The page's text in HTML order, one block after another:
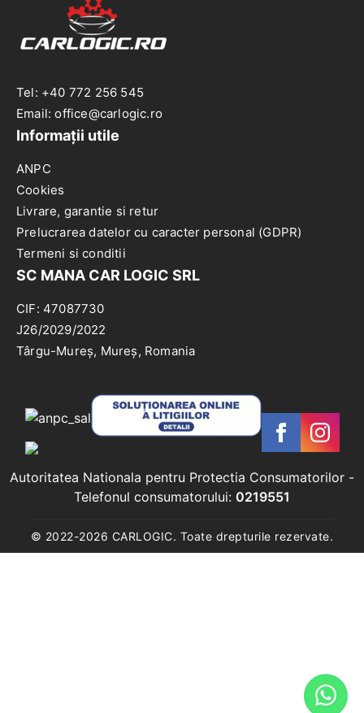
Tel: +40 772 256 545
Email: office@carlogic.ro
Informații utile
ANPC
Cookies
Livrare, garantie si retur
Prelucrarea datelor cu caracter personal (GDPR)
Termeni si conditii
SC MANA CAR LOGIC SRL
CIF: 47087730
J26/2029/2022
Târgu-Mureș, Mureș, Romania
Autoritatea Nationala pentru Protectia Consumatorilor -
Telefonul consumatorului: 0219551
© 2022-2026 CARLOGIC. Toate drepturile rezervate.